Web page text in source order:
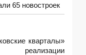
65 новостроек
кварталы»
реализации